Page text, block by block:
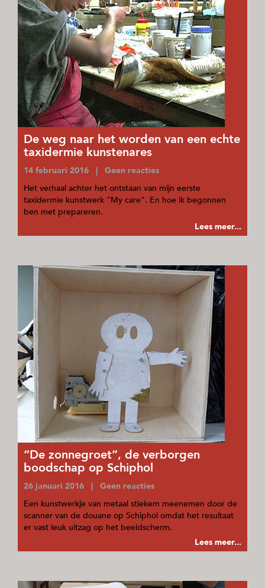
De weg naar het worden van een echte
taxidermie kunstenares
14 februari 2016 | Geen reacties
Het verhaal achter het ontstaan van mijn eerste
taxidermie kunstwerk "My care". En hoe ik begonnen
ben met prepareren.
Lees meer...
“De zonnegroet”, de verborgen
boodschap op Schiphol
26 januari 2016 | Geen reacties
Een kunstwerkje van metaal stiekem meenemen door de
scanner van de douane op Schiphol omdat het resultaat
er vast leuk uitzag op het beeldscherm.
Lees meer...